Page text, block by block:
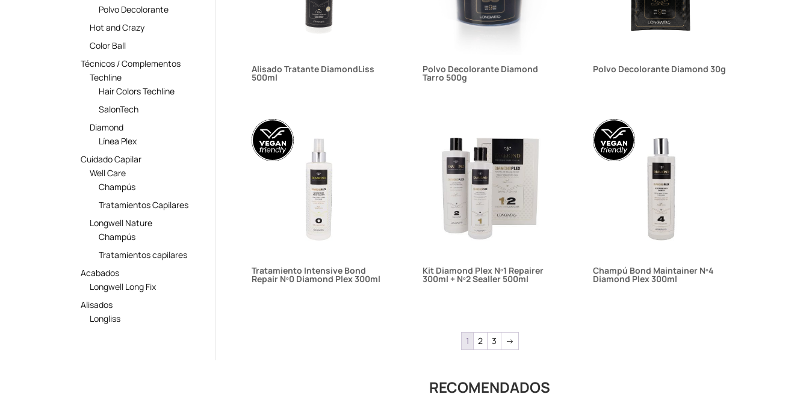
Polvo Decolorante
Hot and Crazy
Color Ball
Técnicos / Complementos
Techline
Hair Colors Techline
SalonTech
Diamond
Línea Plex
Cuidado Capilar
Well Care
Champús
Tratamientos Capilares
Longwell Nature
Champús
Tratamientos capilares
Acabados
Longwell Long Fix
Alisados
Longliss
Alisado Tratante DiamondLiss
500ml
Polvo Decolorante Diamond
Tarro 500g
Polvo Decolorante Diamond 30g
Tratamiento Intensive Bond
Repair Nº0 Diamond Plex 300ml
Kit Diamond Plex Nº1 Repairer
300ml + Nº2 Sealler 500ml
Champú Bond Maintainer Nº4
Diamond Plex 300ml
1 2 3 →
RECOMENDADOS